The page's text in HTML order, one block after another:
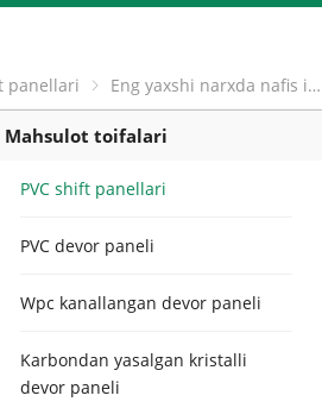
panellari Eng yaxshi narxda nafis ichki makonlar uchun moviy osmon va oq bulut naqshli PVC panel shift dizayni
Mahsulot toifalari
PVC shift panellari
PVC devor paneli
Wpc kanallangan devor paneli
Karbondan yasalgan kristalli
devor paneli